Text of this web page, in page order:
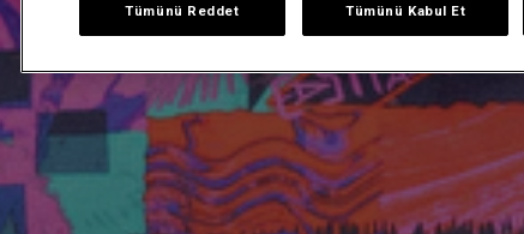
Tümünü Reddet Tümünü Kabul Et